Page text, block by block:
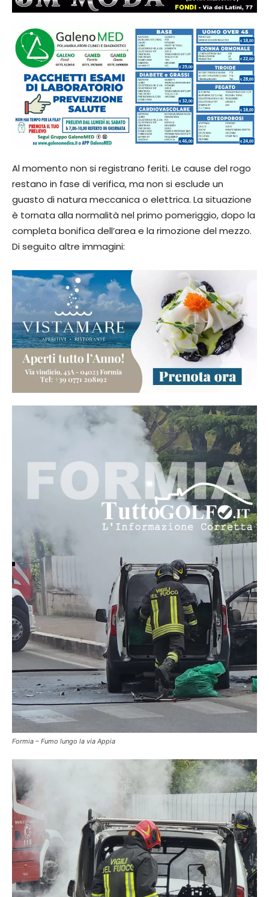
Al momento non si registrano feriti. Le cause del rogo
restano in fase di verifica, ma non si esclude un
guasto di natura meccanica o elettrica. La situazione
è tornata alla normalità nel primo pomeriggio, dopo la
completa bonifica dell’area e la rimozione del mezzo.
Di seguito altre immagini:
Formia – Fumo lungo la via Appia